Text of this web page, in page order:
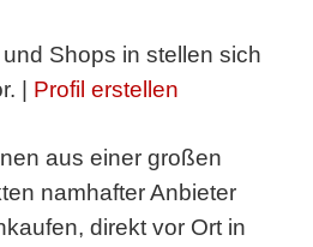
Shops in stellen sich
| Profil erstellen
aus einer großen
namhafter Anbieter
direkt vor Ort in